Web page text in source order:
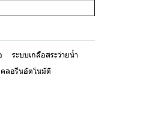
ระบบเกลือสระว่ายน้ำ
คลอรีนอัตโนมัติ